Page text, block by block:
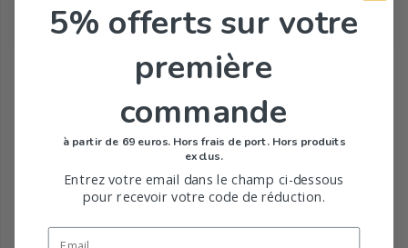
5% offerts sur votre
première
commande
à partir de 69 euros. Hors frais de port. Hors produits
exclus.
Entrez votre email dans le champ ci-dessous
pour recevoir votre code de réduction.